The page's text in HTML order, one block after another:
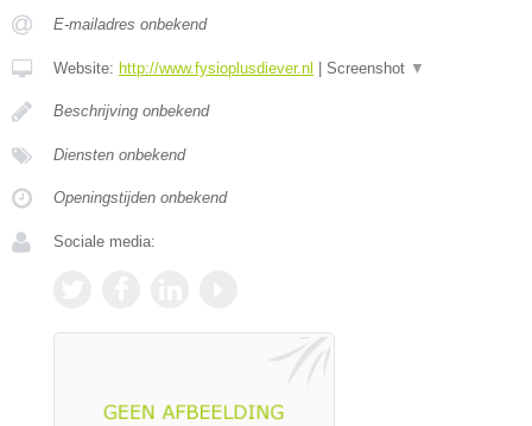
E-mailadres onbekend
Website: http://www.fysioplusdiever.nl | Screenshot ▼
Beschrijving onbekend
Diensten onbekend
Openingstijden onbekend
Sociale media: